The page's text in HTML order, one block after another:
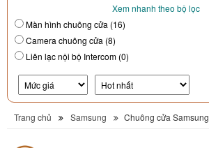
Xem nhanh theo bộ lọc
Màn hình chuông cửa (16)
Camera chuông cửa (8)
Liên lạc nội bộ Intercom (0)
Trang chủ Samsung Chuông cửa Samsung